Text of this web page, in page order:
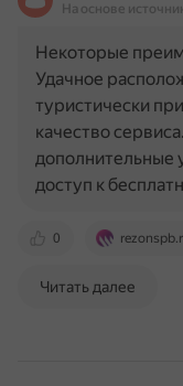
На основе
0
Некоторые
Удачное
туристически
качество
дополнительные
доступ к
Читать далее